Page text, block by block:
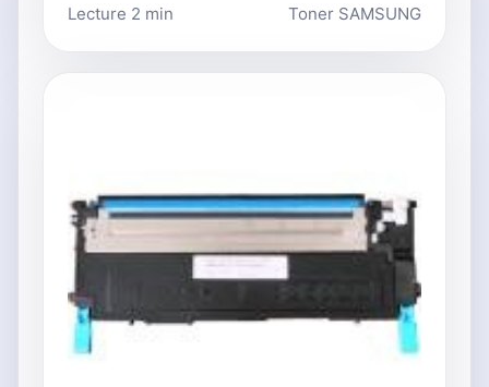
Lecture 2 min Toner SAMSUNG